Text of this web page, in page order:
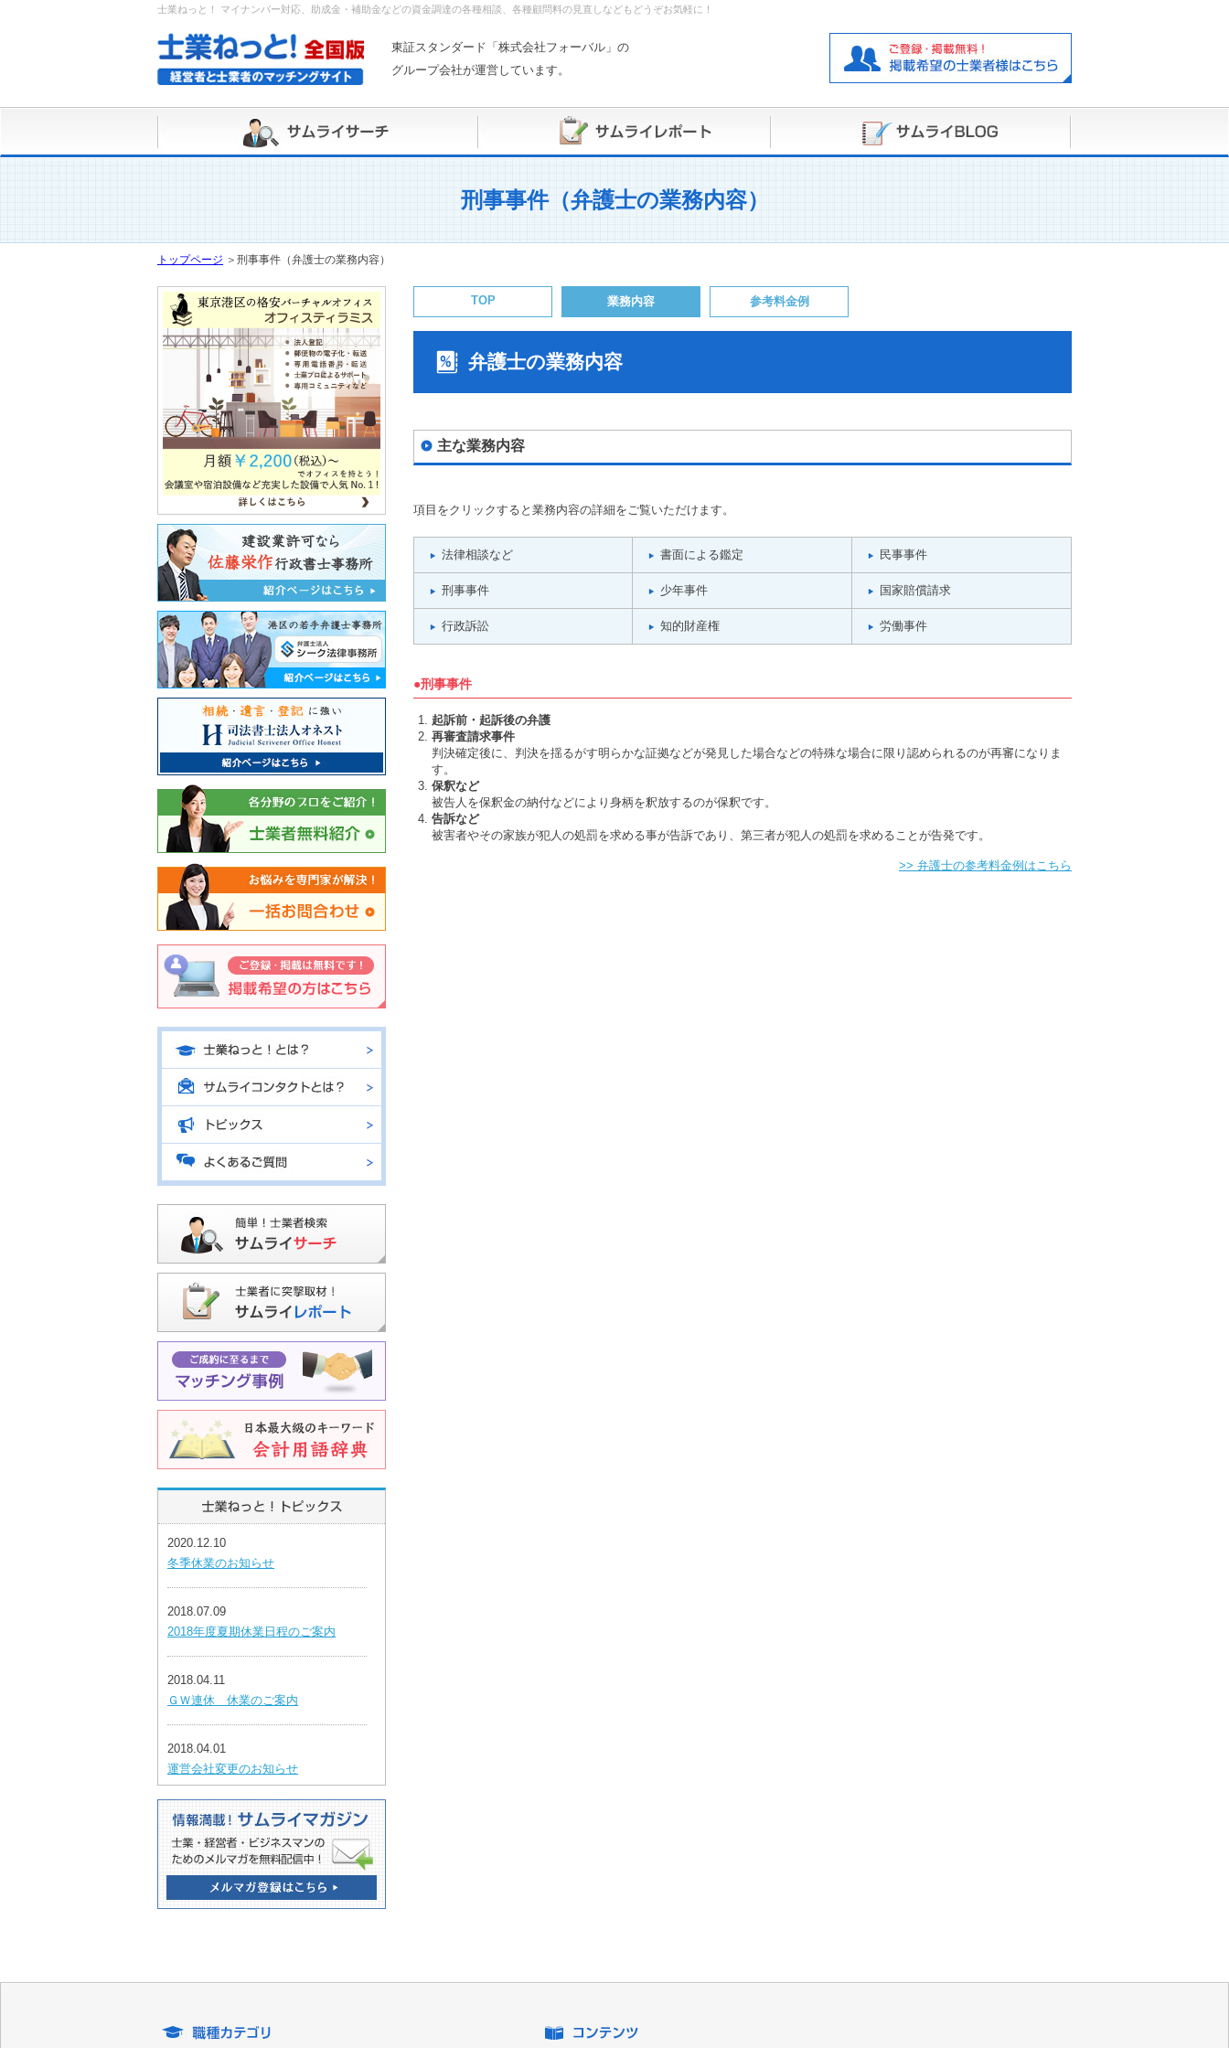
士業ねっと！ マイナンバー対応、助成金・補助金などの資金調達の各種相談、各種顧問料の見直しなどもどうぞお気軽に！
東証スタンダード「株式会社フォーバル」の
グループ会社が運営しています。
刑事事件（弁護士の業務内容）
トップページ ＞ 刑事事件（弁護士の業務内容）
TOP 業務内容 参考料金例
弁護士の業務内容
主な業務内容
項目をクリックすると業務内容の詳細をご覧いただけます。
法律相談など 書面による鑑定 民事事件
刑事事件 少年事件 国家賠償請求
行政訴訟 知的財産権 労働事件
●刑事事件
起訴前・起訴後の弁護
再審査請求事件
判決確定後に、判決を揺るがす明らかな証拠などが発見した場合などの特殊な場合に限り認められるのが再審になりま
す。
保釈など
被告人を保釈金の納付などにより身柄を釈放するのが保釈です。
告訴など
被害者やその家族が犯人の処罰を求める事が告訴であり、第三者が犯人の処罰を求めることが告発です。
>> 弁護士の参考料金例はこちら
2020.12.10
冬季休業のお知らせ
2018.07.09
2018年度夏期休業日程のご案内
2018.04.11
ＧＷ連休 休業のご案内
2018.04.01
運営会社変更のお知らせ
2018.01.04
新年のごあいさつ
2017.12.26
年末年始休業のお知らせ
2013.12.25
平成25年冬季休暇のお知らせ